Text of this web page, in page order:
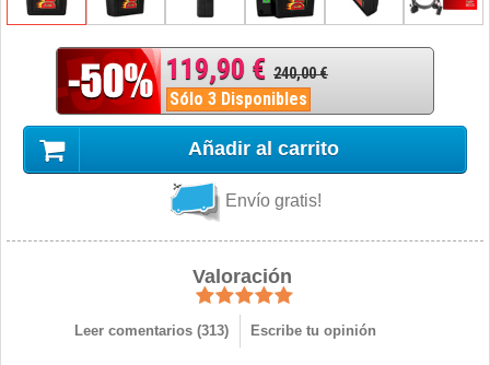
119,90 € 240,00 €
Sólo 3 Disponibles
Añadir al carrito
Envío gratis!
Valoración
Leer comentarios (313) Escribe tu opinión